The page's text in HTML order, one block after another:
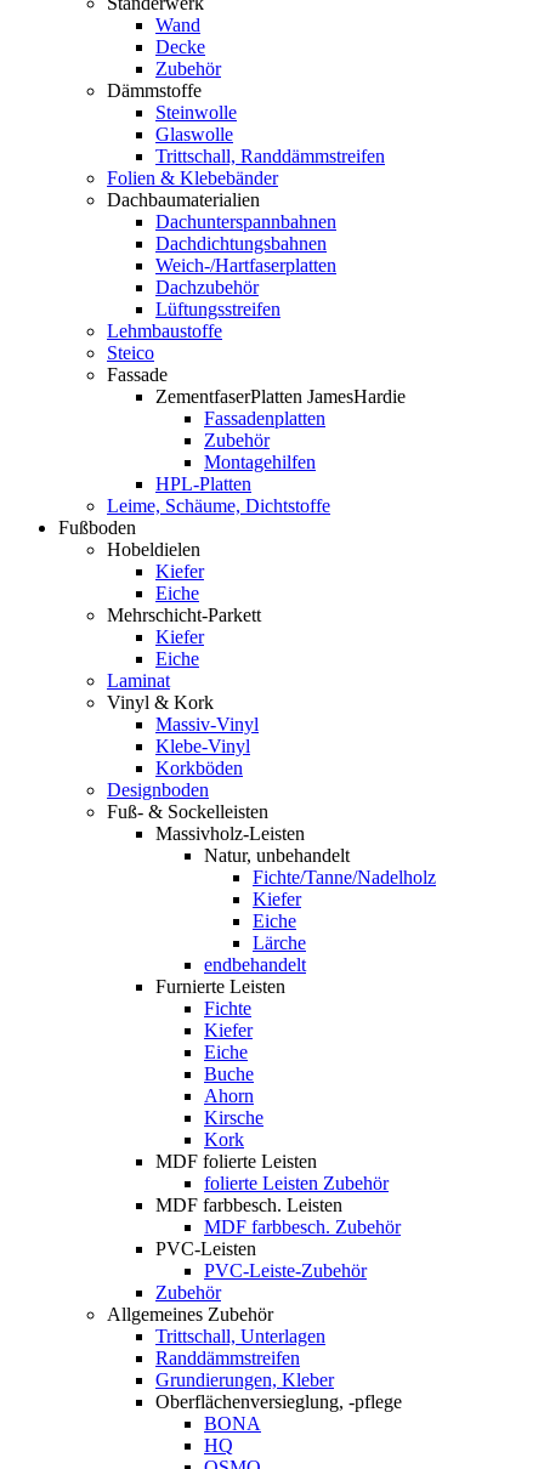
Wand
Decke
Zubehör
Dämmstoffe
Steinwolle
Glaswolle
Trittschall, Randdämmstreifen
Folien & Klebebänder
Dachbaumaterialien
Dachunterspannbahnen
Dachdichtungsbahnen
Weich-/Hartfaserplatten
Dachzubehör
Lüftungsstreifen
Lehmbaustoffe
Steico
Fassade
ZementfaserPlatten JamesHardie
Fassadenplatten
Zubehör
Montagehilfen
HPL-Platten
Leime, Schäume, Dichtstoffe
Fußboden
Hobeldielen
Kiefer
Eiche
Mehrschicht-Parkett
Kiefer
Eiche
Laminat
Vinyl & Kork
Massiv-Vinyl
Klebe-Vinyl
Korkböden
Designboden
Fuß- & Sockelleisten
Massivholz-Leisten
Natur, unbehandelt
Fichte/Tanne/Nadelholz
Kiefer
Eiche
Lärche
endbehandelt
Furnierte Leisten
Fichte
Kiefer
Eiche
Buche
Ahorn
Kirsche
Kork
MDF folierte Leisten
folierte Leisten Zubehör
MDF farbbesch. Leisten
MDF farbbesch. Zubehör
PVC-Leisten
PVC-Leiste-Zubehör
Zubehör
Allgemeines Zubehör
Trittschall, Unterlagen
Randdämmstreifen
Grundierungen, Kleber
Oberflächenversieglung, -pflege
BONA
HQ